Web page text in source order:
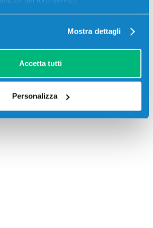
Mostra dettagli
Accetta tutti
Personalizza